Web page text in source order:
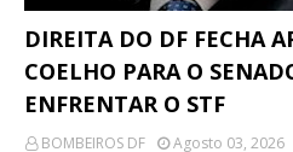
DIREITA DO DF FECHA
COELHO PARA O
ENFRENTAR O STF
BOMBEIROS DF
Agosto 03, 2026